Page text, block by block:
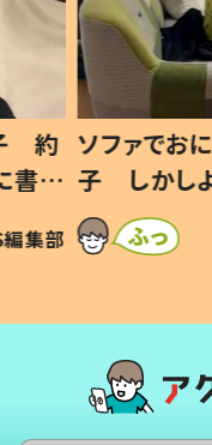
歳息
？」
編集部
小1から不
ッド」だ
作り続け
#令和の子
SNSで話題